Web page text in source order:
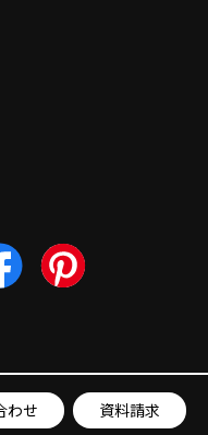
わせ 資料請求